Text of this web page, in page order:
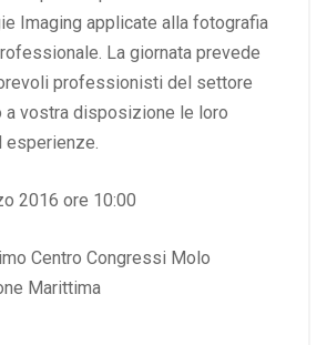
Imaging applicate alla fotografia
La giornata prevede
professionisti del settore
a vostra disposizione le loro
esperienze.
2016 ore 10:00
Centro Congressi Molo
Marittima